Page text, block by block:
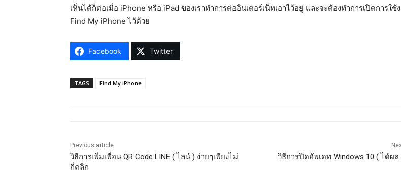
เห็นได้ก็ต่อเมื่อ iPhone หรือ iPad ของเราทำการต่ออินเตอร์เน็ทเอาไว้อยู่ และจะต้องทำการเปิดการใช้
Find My iPhone ไว้ด้วย
Facebook Twitter
TAGS Find My iPhone
Previous article
วิธีการเพิ่มเพื่อน QR Code LINE ( ไลน์ ) ง่ายๆเพียงไม่
กี่คลิก
วิธีการปิดอัพเดท Windows 10 ( ได้ผล